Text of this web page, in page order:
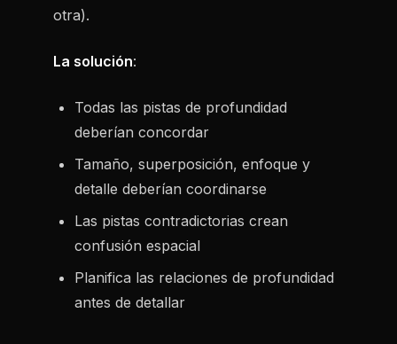
otra).
La solución:
Todas las pistas de profundidad
deberían concordar
Tamaño, superposición, enfoque y
detalle deberían coordinarse
Las pistas contradictorias crean
confusión espacial
Planifica las relaciones de profundidad
antes de detallar